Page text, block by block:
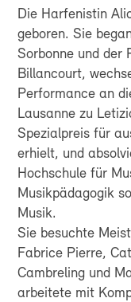
Die Harfenistin
geboren. Sie
Sorbonne und der
Billancourt,
Performance an
Lausanne zu
Spezialpreis für
erhielt, und
Hochschule für
Musikpädagogik
Musik.
Sie besuchte
Fabrice Pierre,
Cambreling und
arbeitete mit